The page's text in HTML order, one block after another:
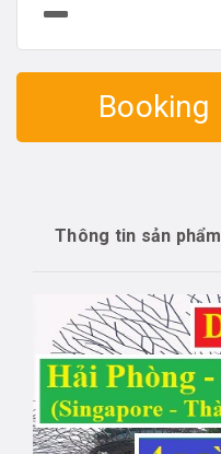
Booking
Thông tin sản phẩm